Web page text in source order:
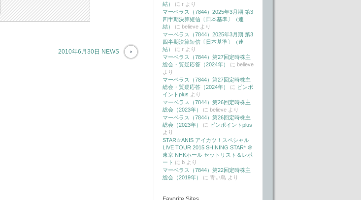
2010年6月30日 NEWS
結）
に r より
マーベラス（7844）2025年3月期 第3
四半期決算短信〔日本基準〕（連
結）
に believe より
マーベラス（7844）2025年3月期 第3
四半期決算短信〔日本基準〕（連
結）
に r より
マーベラス（7844）第27回定時株主
総会・質疑応答（2024年）
に believe
より
マーベラス（7844）第27回定時株主
総会・質疑応答（2024年）
に ピンポ
イントplus より
マーベラス（7844）第26回定時株主
総会（2023年）
に believe より
マーベラス（7844）第26回定時株主
総会（2023年）
に ピンポイントplus
より
STAR☆ANIS アイカツ！スペシャル
LIVE TOUR 2015 SHINING STAR* ＠
東京 NHKホール セットリスト＆レポ
ート に b より
マーベラス（7844）第22回定時株主
総会（2019年）
に 青い鳥 より